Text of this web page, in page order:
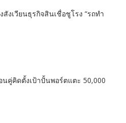
งเวียนธุรกิจสินเชื่อชูโรง “รถทำ
นคู่คิดตั้งเป้าปั้นพอร์ตแตะ 50,000